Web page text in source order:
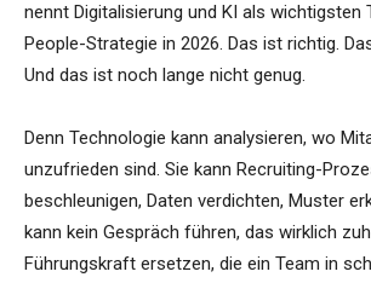
nennt Digitalisierung und KI als wichtigsten
People-Strategie in 2026. Das ist richtig.
Und das ist noch lange nicht genug.
Denn Technologie kann analysieren, wo
unzufrieden sind. Sie kann Recruiting-
beschleunigen, Daten verdichten, Muster
kann kein Gespräch führen, das wirklich
Führungskraft ersetzen, die ein Team in